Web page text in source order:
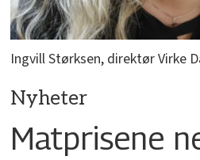
Ingvill Størksen, direktør Virke
Nyheter
Matprisene